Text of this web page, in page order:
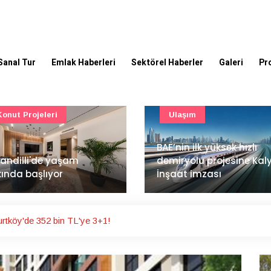
Tur Emlak Haberleri Sektörel Haberler Galeri
ilk yüksek hızlı
projesine Kalyon
imzası
Mimarlık ve mühendislik
projeleri e-PYS ile dijital
ortama taşınacak
Güncel
352 bin TL'ye 3+1!